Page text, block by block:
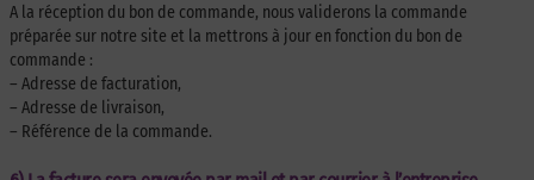
A la réception du bon de commande, nous validerons la commande
préparée sur notre site et la mettrons à jour en fonction du bon de
commande :
– Adresse de facturation,
– Adresse de livraison,
– Référence de la commande.